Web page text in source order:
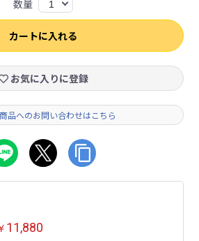
数量 1
カートに入れる
お気に入りに登録
品へのお問い合わせはこちら
11,880